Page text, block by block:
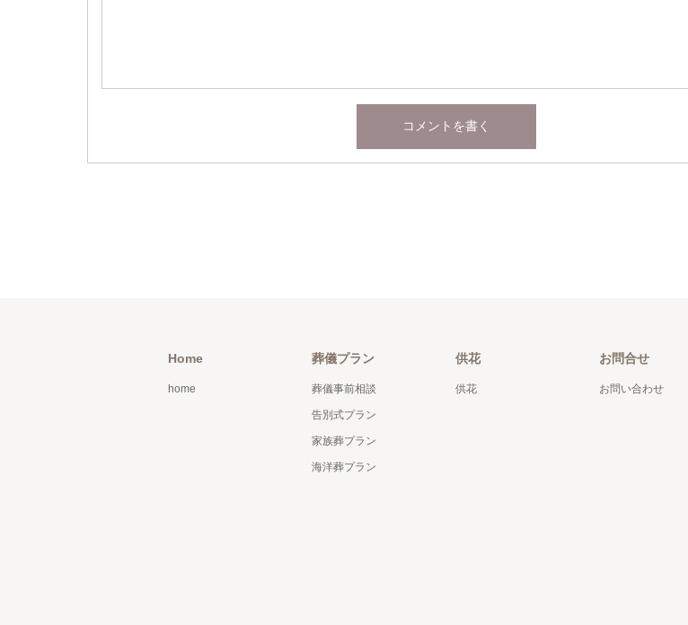
Home
home
葬儀プラン
葬儀事前相談
告別式プラン
家族葬プラン
海洋葬プラン
供花
供花
お問合せ
お問い合わせ